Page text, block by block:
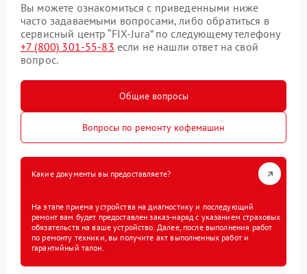
Вы можете ознакомиться с приведенными ниже
часто задаваемыми вопросами, либо обратиться в
сервисный центр “FIX-Jura” по следующему телефону
+7 (800) 301-55-83 если не нашли ответ на свой
вопрос.
Общие вопросы
Вопросы по ремонту кофемашин
Какие документы вы предоставляете?
На этапе приема устройства на диагностику и последующий
ремонт вам будет предоставлен заказ-наряд с указанием страховых
обязательств на ваше устройство. Далее, после выполнения работ
по ремонту техники, вы получите акт выполненных работ и
гарантийный талон.